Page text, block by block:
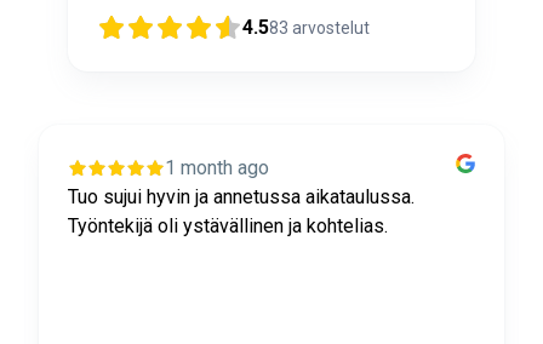
4.583 arvostelut
1 month ago
Tuo sujui hyvin ja annetussa aikataulussa.
Työntekijä oli ystävällinen ja kohtelias.